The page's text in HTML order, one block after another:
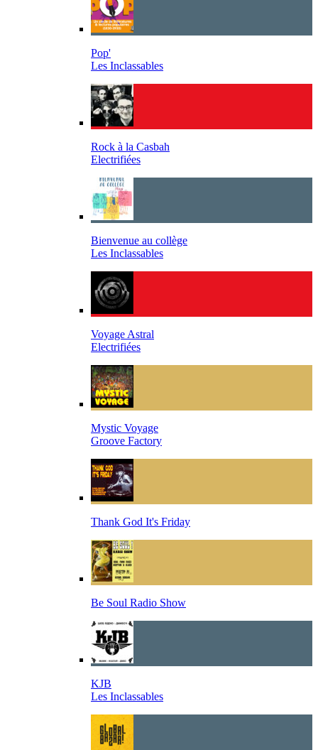
Pop'
Les Inclassables
Rock à la Casbah
Electrifiées
Bienvenue au collège
Les Inclassables
Voyage Astral
Electrifiées
Mystic Voyage
Groove Factory
Thank God It's Friday
Be Soul Radio Show
KJB
Les Inclassables